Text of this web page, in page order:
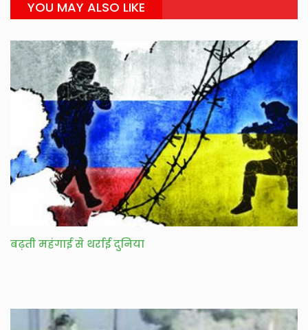
YOU MAY ALSO LIKE
बढ़ती महंगाई से थर्राई दुनिया